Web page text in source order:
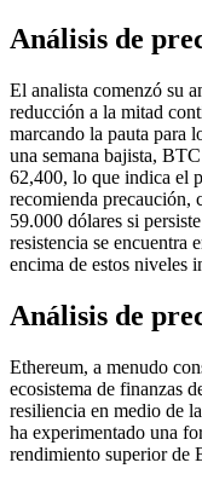
Análisis de
El analista comenzó su
reducción a la mitad
marcando la pauta para
una semana bajista,
62,400, lo que indica el
recomienda precaución,
59.000 dólares si
resistencia se encuentra
encima de estos niveles
Análisis de
Ethereum, a menudo
ecosistema de finanzas
resiliencia en medio de
ha experimentado una
rendimiento superior de